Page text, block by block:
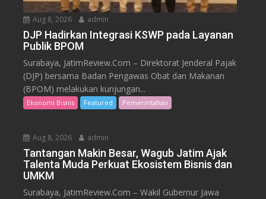
Aug 8, 2026 admin
DJP Hadirkan Integrasi KSWP pada Layanan
Publik BPOM
Surabaya, JatimReview.Com – Direktorat Jenderal Pajak
(DJP) bersama Badan Pengawas Obat dan Makanan
(BPOM) melakukan kunjungan...
Ekonomi Bisnis Featured Pemerintahan
Aug 8, 2026 admin
Tantangan Makin Besar, Wagub Jatim Ajak
Talenta Muda Perkuat Ekosistem Bisnis dan
UMKM
Surabaya, JatimReview.Com – Wakil Gubernur Jawa